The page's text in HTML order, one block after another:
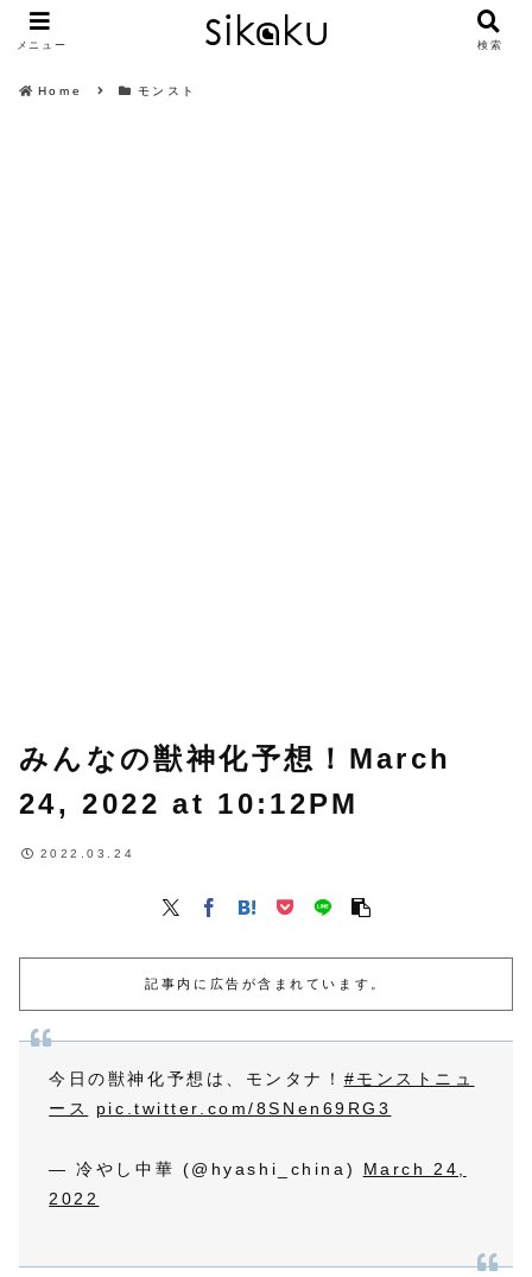
Home モンスト
みんなの獣神化予想！March
24, 2022 at 10:12PM
2022.03.24
記事内に広告が含まれています。
今日の獣神化予想は、モンタナ！ #モンストニュ
ース
pic.twitter.com/8SNen69RG3
— 冷やし中華 (@hyashi_china) March 24,
2022
メニュー 検索